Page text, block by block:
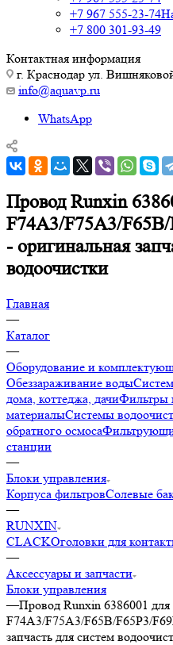
+7 967 555-23-74
+7 800 301-93-49
Контактная информация
г. Краснодар ул.
info@aquavp.ru
WhatsApp
Провод Runxin
F74A3/F75A3/F65B/
- оригинальная
водоочистки
Главная
—
Каталог
—
Оборудование и
Обеззараживание воды
дома, коттеджа, дачиФильтры
материалыСистемы
обратного осмоса
станции
—
Блоки управления
Корпуса фильтровСолевые
—
RUNXIN
CLACKОголовки для
—
Аксессуары и запчасти
Блоки управления
—Провод Runxin 6386001 для
F74A3/F75A3/F65B/F65P3/
запчасть для систем